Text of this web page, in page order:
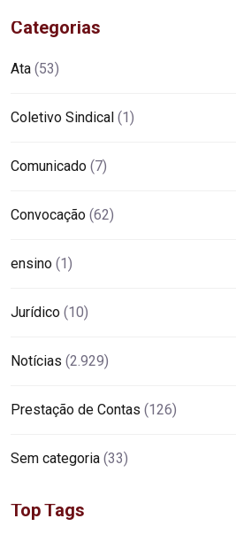
Categorias
Ata (53)
Coletivo Sindical (1)
Comunicado (7)
Convocação (62)
ensino (1)
Jurídico (10)
Notícias (2.929)
Prestação de Contas (126)
Sem categoria (33)
Top Tags